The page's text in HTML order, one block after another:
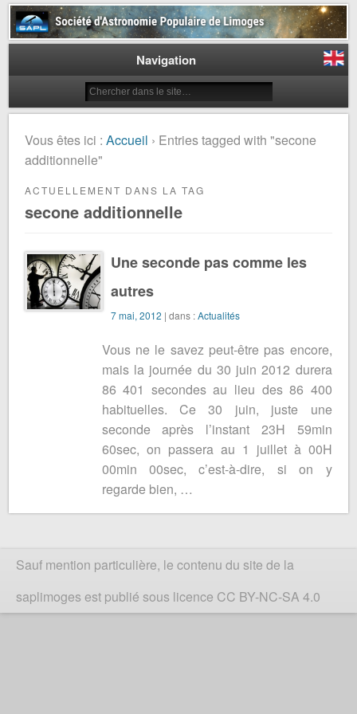
Société d'Astronomie Populaire
de Limoges
Navigation
Vous êtes ici : Accueil › Entries tagged with "secone
additionnelle"
ACTUELLEMENT DANS LA TAG
secone additionnelle
Une seconde pas comme les
autres
7 mai, 2012 | dans :Actualités
Vous ne le savez peut-être pas encore,
mais la journée du 30 juin 2012 durera
86 401 secondes au lieu des 86 400
habituelles. Ce 30 juin, juste une
seconde après l’instant 23H 59min
60sec, on passera au 1 juillet à 00H
00min 00sec, c’est-à-dire, si on y
regarde bien, …
Sauf mention particulière, le contenu du site de la
saplimoges est publié sous licence CC BY-NC-SA 4.0